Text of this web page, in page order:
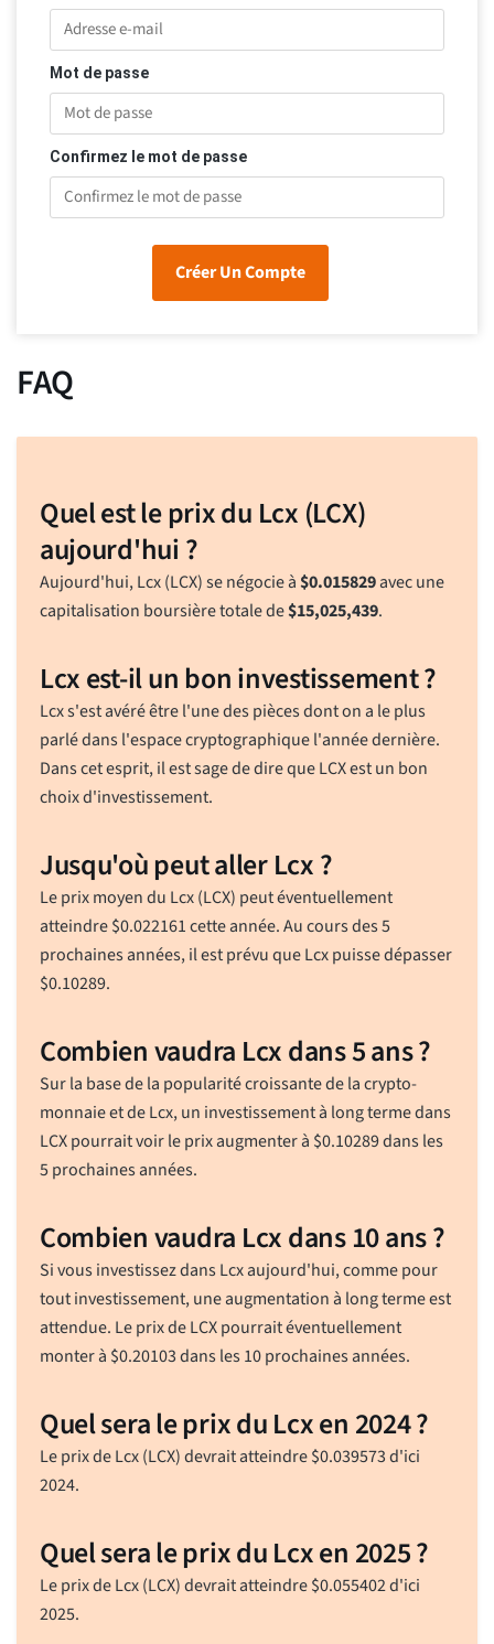
Mot de passe
Confirmez le mot de passe
Créer Un Compte
FAQ
Quel est le prix du Lcx (LCX)
aujourd'hui ?
Aujourd'hui, Lcx (LCX) se négocie à$0.015829avec une
capitalisation boursière totale de$15,025,439.
Lcx est-il un bon investissement ?
Lcx s'est avéré être l'une des pièces dont on a le plus
parlé dans l'espace cryptographique l'année dernière.
Dans cet esprit, il est sage de dire que LCX est un bon
choix d'investissement.
Jusqu'où peut aller Lcx ?
Le prix moyen du Lcx (LCX) peut éventuellement
atteindre$0.022161cette année. Au cours des 5
prochaines années, il est prévu que Lcx puisse dépasser
$0.10289.
Combien vaudra Lcx dans 5 ans ?
Sur la base de la popularité croissante de la crypto-
monnaie et de Lcx, un investissement à long terme dans
LCX pourrait voir le prix augmenter à $0.10289dans les
5 prochaines années.
Combien vaudra Lcx dans 10 ans ?
Si vous investissez dans Lcx aujourd'hui, comme pour
tout investissement, une augmentation à long terme est
attendue. Le prix de LCX pourrait éventuellement
monter à $0.20103dans les 10 prochaines années.
Quel sera le prix du Lcx en 2024 ?
Le prix de Lcx (LCX) devrait atteindre$0.039573d'ici
2024.
Quel sera le prix du Lcx en 2025 ?
Le prix de Lcx (LCX) devrait atteindre$0.055402d'ici
2025.